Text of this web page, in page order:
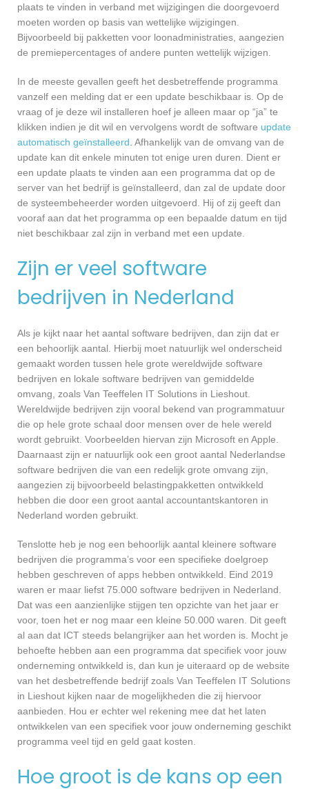
plaats te vinden in verband met wijzigingen die doorgevoerd
moeten worden op basis van wettelijke wijzigingen.
Bijvoorbeeld bij pakketten voor loonadministraties, aangezien
de premiepercentages of andere punten wettelijk wijzigen.
In de meeste gevallen geeft het desbetreffende programma
vanzelf een melding dat er een update beschikbaar is. Op de
vraag of je deze wil installeren hoef je alleen maar op “ja” te
klikken indien je dit wil en vervolgens wordt de software update
automatisch geïnstalleerd. Afhankelijk van de omvang van de
update kan dit enkele minuten tot enige uren duren. Dient er
een update plaats te vinden aan een programma dat op de
server van het bedrijf is geïnstalleerd, dan zal de update door
de systeembeheerder worden uitgevoerd. Hij of zij geeft dan
vooraf aan dat het programma op een bepaalde datum en tijd
niet beschikbaar zal zijn in verband met een update.
Zijn er veel software
bedrijven in Nederland
Als je kijkt naar het aantal software bedrijven, dan zijn dat er
een behoorlijk aantal. Hierbij moet natuurlijk wel onderscheid
gemaakt worden tussen hele grote wereldwijde software
bedrijven en lokale software bedrijven van gemiddelde
omvang, zoals Van Teeffelen IT Solutions in Lieshout.
Wereldwijde bedrijven zijn vooral bekend van programmatuur
die op hele grote schaal door mensen over de hele wereld
wordt gebruikt. Voorbeelden hiervan zijn Microsoft en Apple.
Daarnaast zijn er natuurlijk ook een groot aantal Nederlandse
software bedrijven die van een redelijk grote omvang zijn,
aangezien zij bijvoorbeeld belastingpakketten ontwikkeld
hebben die door een groot aantal accountantskantoren in
Nederland worden gebruikt.
Tenslotte heb je nog een behoorlijk aantal kleinere software
bedrijven die programma’s voor een specifieke doelgroep
hebben geschreven of apps hebben ontwikkeld. Eind 2019
waren er maar liefst 75.000 software bedrijven in Nederland.
Dat was een aanzienlijke stijgen ten opzichte van het jaar er
voor, toen het er nog maar een kleine 50.000 waren. Dit geeft
al aan dat ICT steeds belangrijker aan het worden is. Mocht je
behoefte hebben aan een programma dat specifiek voor jouw
onderneming ontwikkeld is, dan kun je uiteraard op de website
van het desbetreffende bedrijf zoals Van Teeffelen IT Solutions
in Lieshout kijken naar de mogelijkheden die zij hiervoor
aanbieden. Hou er echter wel rekening mee dat het laten
ontwikkelen van een specifiek voor jouw onderneming geschikt
programma veel tijd en geld gaat kosten.
Hoe groot is de kans op een